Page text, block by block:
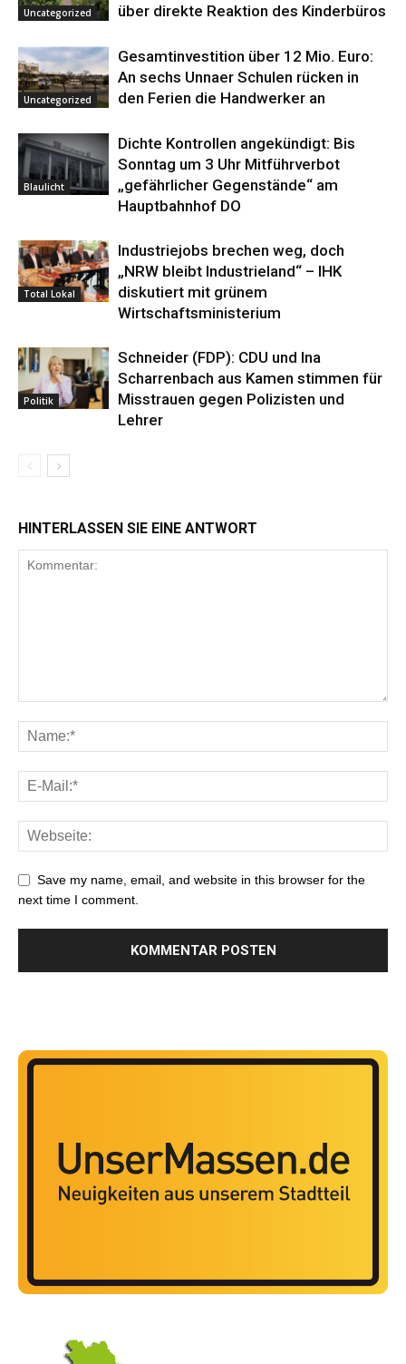
Uncategorized
über direkte Reaktion des Kinderbüros
Uncategorized
Gesamtinvestition über 12 Mio. Euro:
An sechs Unnaer Schulen rücken in
den Ferien die Handwerker an
Blaulicht
Dichte Kontrollen angekündigt: Bis
Sonntag um 3 Uhr Mitführverbot
„gefährlicher Gegenstände“ am
Hauptbahnhof DO
Total Lokal
Industriejobs brechen weg, doch
„NRW bleibt Industrieland“ – IHK
diskutiert mit grünem
Wirtschaftsministerium
Politik
Schneider (FDP): CDU und Ina
Scharrenbach aus Kamen stimmen für
Misstrauen gegen Polizisten und
Lehrer
HINTERLASSEN SIE EINE ANTWORT
Save my name, email, and website in this browser for the
next time I comment.